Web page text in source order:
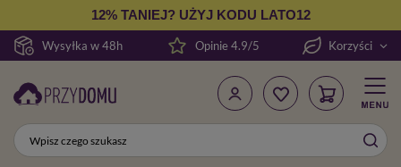
Wysyłka w 48h
12% TANIEJ? UŻYJ KODU LATO12
Opinie 4.9/5 Korzyści